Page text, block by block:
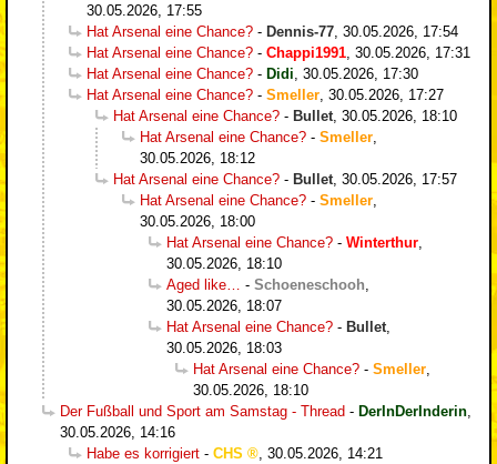
30.05.2026, 17:55
Hat Arsenal eine Chance? - Dennis-77 30.05.2026, 17:54
Hat Arsenal eine Chance? - Chappi1991 30.05.2026, 17:31
Hat Arsenal eine Chance? - Didi 30.05.2026, 17:30
Hat Arsenal eine Chance? - Smeller 30.05.2026, 17:27
Hat Arsenal eine Chance? - Bullet 30.05.2026, 18:10
Hat Arsenal eine Chance? - Smeller
30.05.2026, 18:12
Hat Arsenal eine Chance? - Bullet 30.05.2026, 17:57
Hat Arsenal eine Chance? - Smeller
30.05.2026, 18:00
Hat Arsenal eine Chance? - Winterthur
30.05.2026, 18:10
Aged like…
- Schoeneschooh
30.05.2026, 18:07
Hat Arsenal eine Chance? - Bullet
30.05.2026, 18:03
Hat Arsenal eine Chance? - Smeller
30.05.2026, 18:10
Der Fußball und Sport am Samstag - Thread - DerInDerInderin
30.05.2026, 14:16
Habe es korrigiert - CHS 30.05.2026, 14:21